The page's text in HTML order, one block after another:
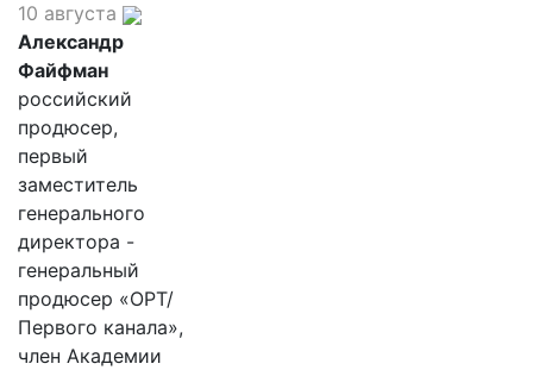
10 августа
Александр
Файфман
российский
продюсер,
первый
заместитель
генерального
директора -
генеральный
продюсер «ОРТ/
Первого канала»,
член Академии